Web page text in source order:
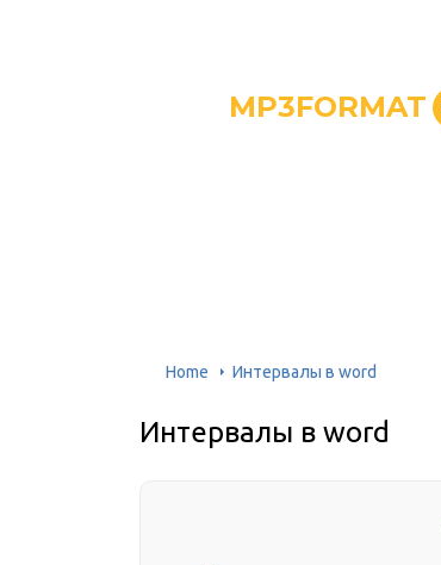
MP3FORMAT
Home Интервалы в word
Интервалы в word